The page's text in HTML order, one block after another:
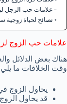
علامات حب الرجل
نصائح لحياة زوجية
علامات حب الزوج
هناك بعض الدلائل
وقت الخلافات ما
يحاول الزوج
قد يحاول